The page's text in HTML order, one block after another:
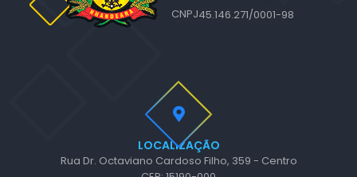
LOCALIZAÇÃO
Rua Dr. Octaviano Cardoso Filho, 359 - Centro
CNPJ45.146.271/0001-98